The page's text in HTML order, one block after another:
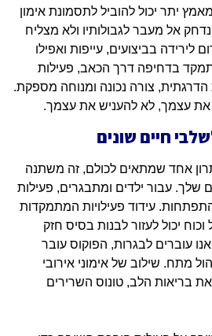
יתר יכול להוביל לתסמונת אימון
אל מעבר לגבולותיו ולא מצליח
לירידה בביצועים, עייפות ואפילו
בדחיפה דרך הכאב, פעילות
צורה נכונה ומנוחה מספקת.
את עצמך, לא להעניש את עצמך.
חיים שונים
אחד שמתאים לכולם, זה משתנה
שלך. עבור ילדים ומתבגרים, פעילות
עידוד פעילויות המתמקדות
וכוח יכול לעזור לבנות בסיס חזק
עוברים לבגרות, הפוקוס עובר
מתח. שילוב של אימוני אירובי
את בריאות הלב, טונוס השרירים